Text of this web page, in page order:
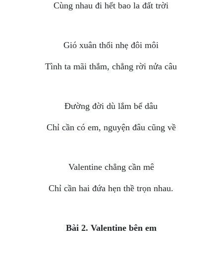
Cùng nhau đi hết bao la đất trời
Gió xuân thổi nhẹ đôi môi
Tình ta mãi thắm, chẳng rời nửa câu
Đường đời dù lắm bể dâu
Chỉ cần có em, nguyện đâu cũng về
Valentine chẳng cần mê
Chỉ cần hai đứa hẹn thề trọn nhau.
Bài 2. Valentine bên em